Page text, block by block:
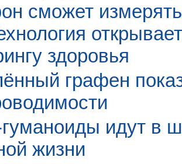
сможет
здоровья
графен
идут в
жизни